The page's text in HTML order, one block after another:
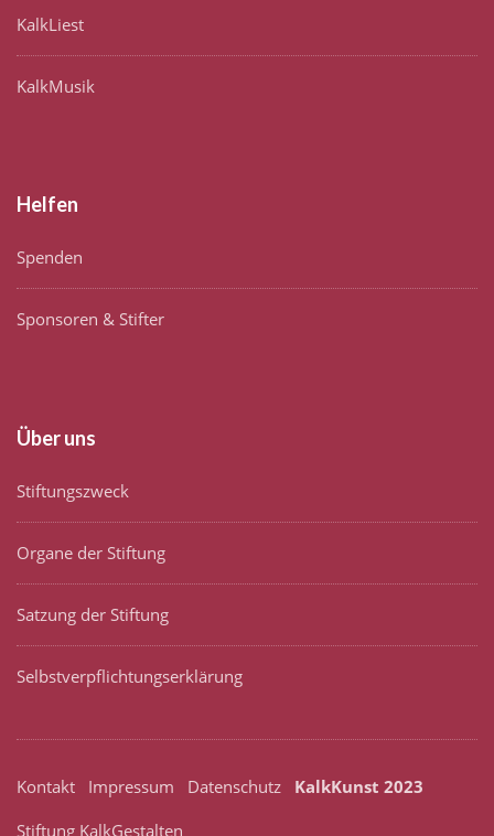
KalkLiest
KalkMusik
Helfen
Spenden
Sponsoren & Stifter
Über uns
Stiftungszweck
Organe der Stiftung
Satzung der Stiftung
Selbstverpflichtungserklärung
Kontakt Impressum Datenschutz
KalkKunst 2023
Stiftung KalkGestalten